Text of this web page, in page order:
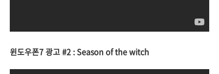
윈도우폰7 광고 #2 : Season of the witch